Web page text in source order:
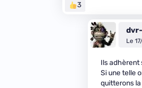
3
Le
Ils adhèrent
Si une telle
quitterons la